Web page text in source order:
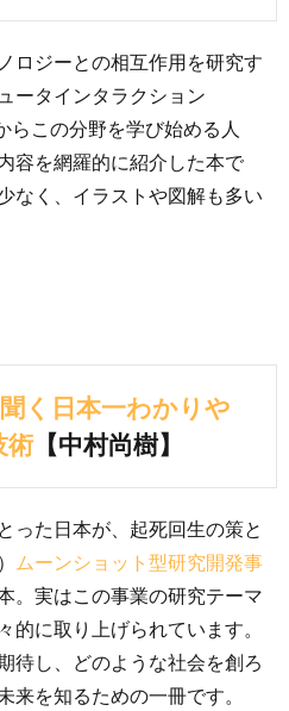
ロジーとの相互作用を研究す
ータインタラクション
らこの分野を学び始める人
容を網羅的に紹介した本で
なく、イラストや図解も多い
く日本一わかりや
術 【中村尚樹】
った日本が、起死回生の策と
ムーンショット型研究開発事
。実はこの事業の研究テーマ
的に取り上げられています。
待し、どのような社会を創ろ
来を知るための一冊です。